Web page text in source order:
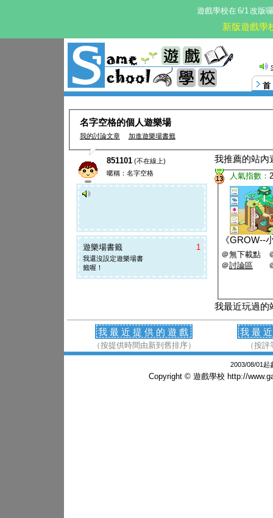
遊戲學校在 6/1改版
新版遊戲學
名字空格的個人遊樂場
我的討論文章 加進遊樂場書籤
851101 (不在線上)
暱稱：名字空格
遊樂場書籤 1
我還沒設定遊樂場書
籤喔！
我推薦的站內
13 人氣指數：
《GROW--
＠無下載點
＠討論區
我最近玩過的
我最近提供的遊戲
（按提供時間由新到舊排序）
我最
（按
2003/08/01起
Copyright © 遊戲學校 http://